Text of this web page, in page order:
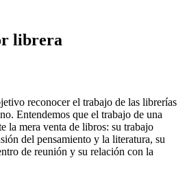
librera
reconocer el trabajo de las librerías
Entendemos que el trabajo de una
la mera venta de libros: su trabajo
del pensamiento y la literatura, su
de reunión y su relación con la